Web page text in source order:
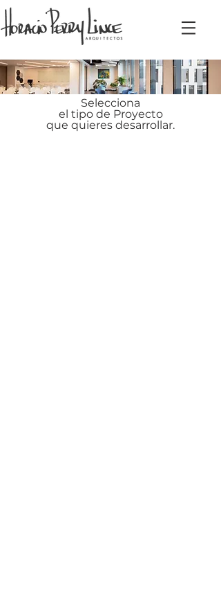
Selecciona
el tipo de Proyecto
que quieres desarrollar.